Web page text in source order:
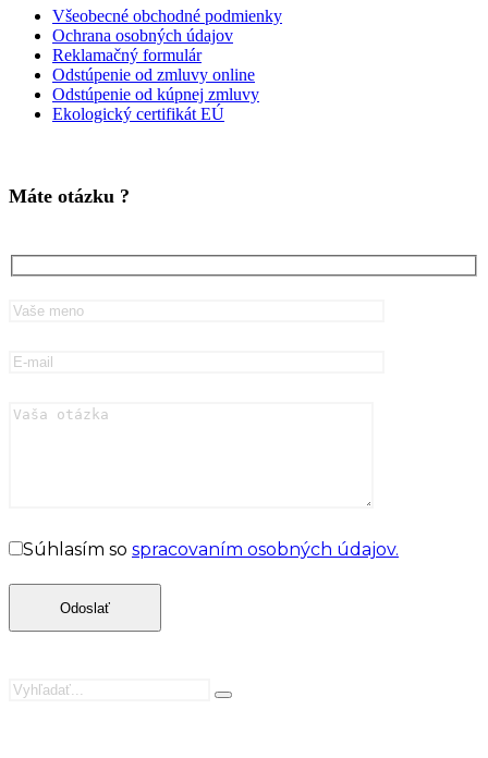
Všeobecné obchodné podmienky
Ochrana osobných údajov
Reklamačný formulár
Odstúpenie od zmluvy online
Odstúpenie od kúpnej zmluvy
Ekologický certifikát EÚ
Máte otázku ?
Súhlasím so spracovaním osobných údajov.